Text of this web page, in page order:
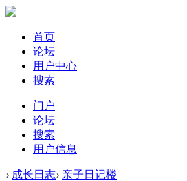
首页
论坛
用户中心
搜索
门户
论坛
搜索
用户信息
› 成长日志› 亲子日记楼